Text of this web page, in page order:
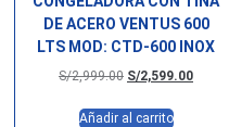
DE ACERO VENTUS 600
LTS MOD: CTD-600 INOX
S/2,999.00 S/2,599.00
Añadir al carrito